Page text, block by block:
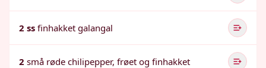
2 ss finhakket galangal
2 små røde chilipepper, frøet og finhakket